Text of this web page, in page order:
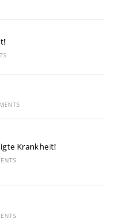
Krankheit!